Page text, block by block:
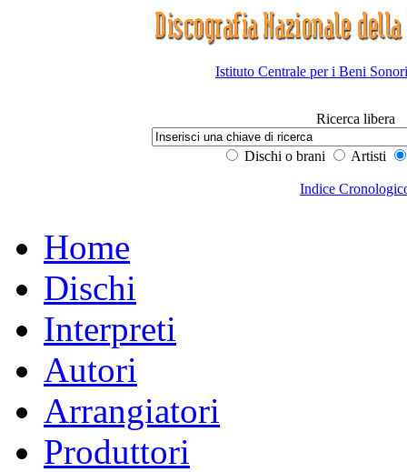
Istituto Centrale per i Beni
Ricerca libera
Dischi o brani Artisti
Indice
Home
Dischi
Interpreti
Autori
Arrangiatori
Produttori